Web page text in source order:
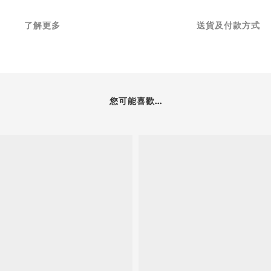
了解更多 送貨及付款方式
您可能喜歡...